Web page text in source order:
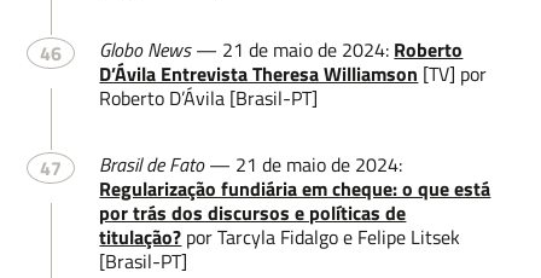
46 Globo News— 21 de maio de 2024: Roberto
D’Ávila Entrevista Theresa Williamson [TV] por
Roberto D’Ávila [Brasil-PT]
47 Brasil de Fato— 21 de maio de 2024:
Regularização fundiária em cheque: o que está
por trás dos discursos e políticas de
titulação? por Tarcyla Fidalgo e Felipe Litsek
[Brasil-PT]